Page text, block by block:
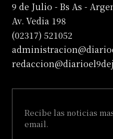
9 de Julio - Bs As -
Av. Vedia 198
(02317) 521052
Recibe las noticias
email.